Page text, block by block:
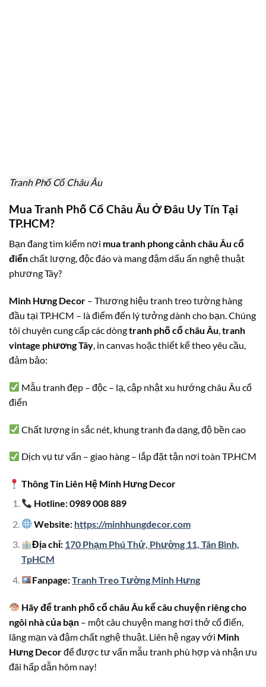
Tranh Phố Cổ Châu Âu
Mua Tranh Phố Cổ Châu Âu Ở Đâu Uy Tín Tại
TP.HCM?
Bạn đang tìm kiếm nơi mua tranh phong cảnh châu Âu cổ
điểnchất lượng, độc đáo và mang đậm dấu ấn nghệ thuật
phương Tây?
Minh Hưng Decor – Thương hiệu tranh treo tường hàng
đầu tại TP.HCM – là điểm đến lý tưởng dành cho bạn. Chúng
tôi chuyên cung cấp các dòngtranh phố cổ châu Âu,tranh
vintage phương Tây, in canvas hoặc thiết kế theo yêu cầu,
đảm bảo:
Mẫu tranh đẹp – độc – lạ, cập nhật xu hướng châu Âu cổ
điển
Chất lượng in sắc nét, khung tranh đa dạng, độ bền cao
Dịch vụ tư vấn – giao hàng – lắp đặt tận nơi toàn TP.HCM
Thông Tin Liên Hệ Minh Hưng Decor
Hotline: 0989 008 889
Website: https://minhhungdecor.com
Địa chỉ: 170 Phạm Phú Thứ, Phường 11, Tân Bình,
TpHCM
Fanpage:Tranh Treo Tường Minh Hưng
Hãy để tranh phố cổ châu Âu kể câu chuyện riêng cho
ngôi nhà của bạn – một câu chuyện mang hơi thở cổ điển,
lãng mạn và đậm chất nghệ thuật. Liên hệ ngay với Minh
Hưng Decorđể được tư vấn mẫu tranh phù hợp và nhận ưu
đãi hấp dẫn hôm nay!